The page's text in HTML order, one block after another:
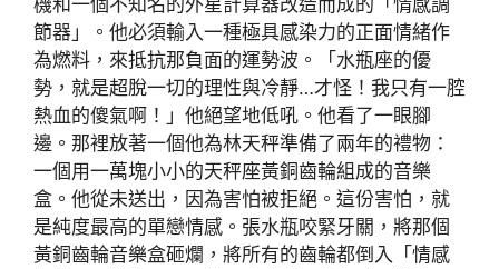
節器」。他必須輸入一種極具感染力的正面情緒作
為燃料，來抵抗那負面的運勢波。「水瓶座的優
勢，就是超脫一切的理性與冷靜…才怪！我只有一腔
熱血的傻氣啊！」他絕望地低吼。他看了一眼腳
邊。那裡放著一個他為林天秤準備了兩年的禮物：
一個用一萬塊小小的天秤座黃銅齒輪組成的音樂
盒。他從未送出，因為害怕被拒絕。這份害怕，就
是純度最高的單戀情感。張水瓶咬緊牙關，將那個
黃銅齒輪音樂盒砸爛，將所有的齒輪都倒入「情感